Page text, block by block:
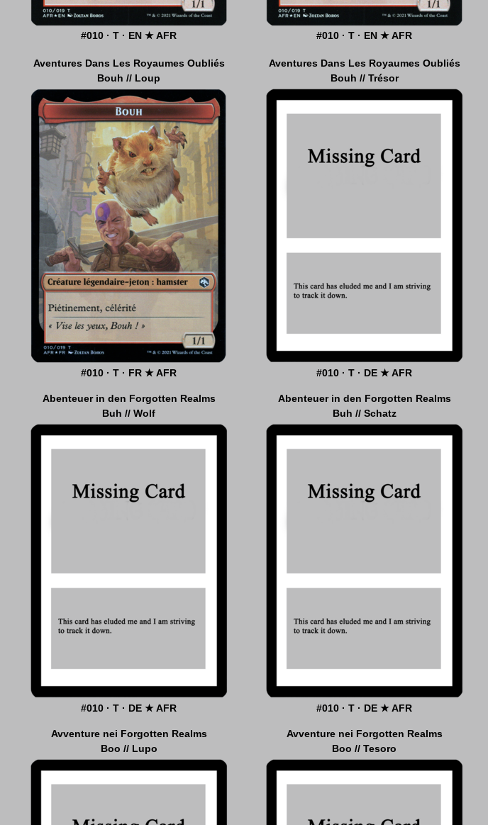
#010 · T · EN ★ AFR
#014 · T · EN ★ AFR #010 · T · EN ★ AFR
#015 · T · EN ★ AFR
Aventures Dans Les Royaumes Oubliés
Bouh // Loup
#010 · T · FR ★ AFR
Aventures Dans Les Royaumes Oubliés
Loup // Boo
#014 · T · FR ★ AFR
Aventures Dans Les Royaumes Oubliés
Bouh // Trésor
#010 · T · DE ★ AFR
Abenteuer in den Forgotten Realms
Buh // Wolf
#010 · T · DE ★ AFR
Abenteuer in den Forgotten Realms
Buh // Schatz
#010 · T · DE ★ AFR
Avventure nei Forgotten Realms
Boo // Lupo
Avventure nei Forgotten Realms
Boo // Tesoro